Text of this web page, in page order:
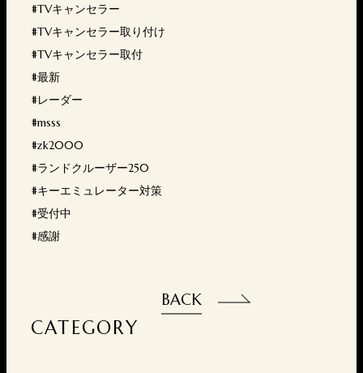
CATEGORY
#TVキャンセラー
#TVキャンセラー取り付け
#TVキャンセラー取付
#最新
#レーダー
#msss
#zk2000
#ランドクルーザー250
#キーエミュレーター対策
#受付中
#感謝
BACK